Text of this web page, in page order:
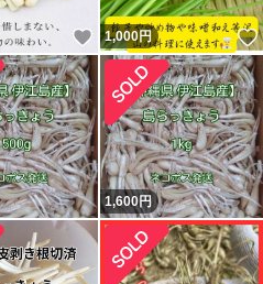
いいね！
1,000円
1,600円